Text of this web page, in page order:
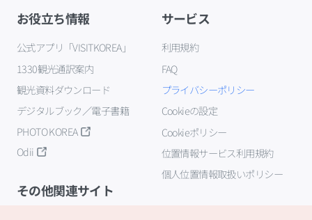
お役立ち情報
公式アプリ「VISITKOREA」
1330観光通訳案内
観光資料ダウンロード
デジタルブック／電子書籍
PHOTO KOREA
Odii
サービス
利用規約
FAQ
プライバシーポリシー
Cookieの設定
Cookieポリシー
位置情報サービス利用規約
個人位置情報取扱いポリシー
その他関連サイト